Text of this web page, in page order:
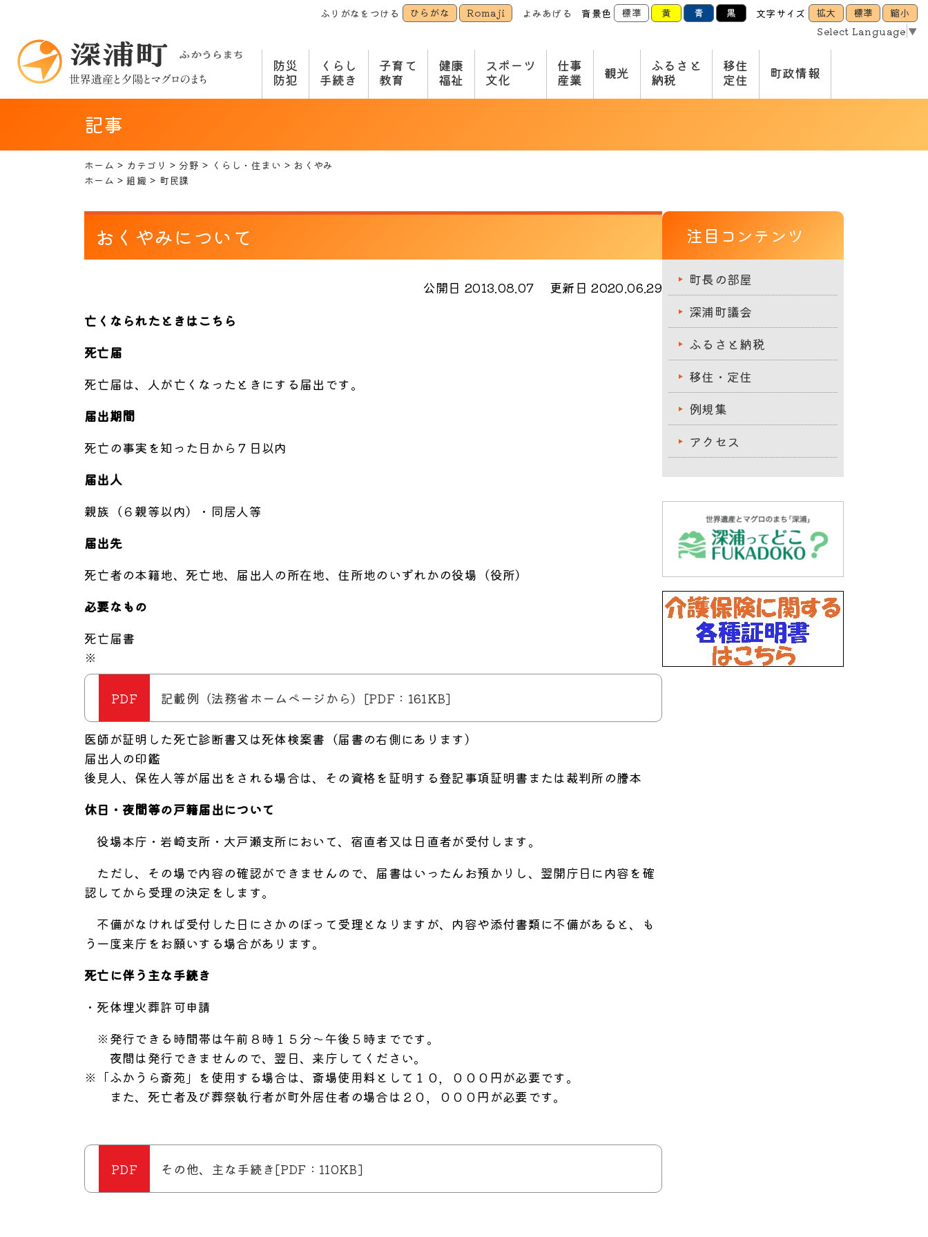
ふりがなをつける ひらがな Romaji よみあげる 背景色 標準 黄 青 黒 文字サイズ 拡大 標準
縮小
Select Language ▼
防災
防犯
くらし
手続き
子育て
教育
健康
福祉
スポーツ
文化
仕事
産業
観光
ふるさと
納税
移住
定住
町政情報
記事
ホーム カテゴリ 分野 くらし・住まい
おくやみ
ホーム
組織 町民課
おくやみについて
公開日 2013.08.07
更新日 2020.06.29
亡くなられたときはこちら
死亡届
死亡届は、人が亡くなったときにする届出です。
届出期間
死亡の事実を知った日から７日以内
届出人
親族（６親等以内）・同居人等
届出先
死亡者の本籍地、死亡地、届出人の所在地、住所地のいずれかの役場（役所）
必要なもの
死亡届書
※
記載例（法務省ホームページから）[PDF：161KB]
医師が証明した死亡診断書又は死体検案書（届書の右側にあります）
届出人の印鑑
後見人、保佐人等が届出をされる場合は、その資格を証明する登記事項証明書または裁判所の謄本
休日・夜間等の戸籍届出について
役場本庁・岩崎支所・大戸瀬支所において、宿直者又は日直者が受付します。
ただし、その場で内容の確認ができませんので、届書はいったんお預かりし、翌開庁日に内容を確
認してから受理の決定をします。
不備がなければ受付した日にさかのぼって受理となりますが、内容や添付書類に不備があると、も
う一度来庁をお願いする場合があります。
死亡に伴う主な手続き
・死体埋火葬許可申請
※発行できる時間帯は午前８時１５分～午後５時までです。
夜間は発行できませんので、翌日、来庁してください。
※「ふかうら斎苑」を使用する場合は、斎場使用料として１０，０００円が必要です。
また、死亡者及び葬祭執行者が町外居住者の場合は２０，０００円が必要です。
その他、主な手続き[PDF：110KB]
注目コンテンツ
町長の部屋
深浦町議会
ふるさと納税
移住・定住
例規集
アクセス